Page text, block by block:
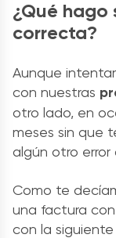
¿Qué hago
correcta?
Aunque
con nuestras
otro lado, en
meses sin que
algún otro
Como te
una factura
con la